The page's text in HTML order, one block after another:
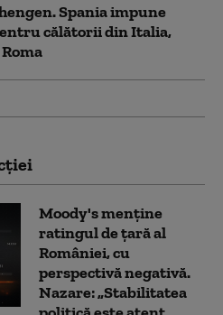
Spania impune
călătorii din Italia,
Moody's menține
ratingul de țară al
României, cu
perspectivă negativă.
Nazare: „Stabilitatea